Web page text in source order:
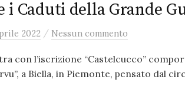
i Caduti della Grande
2022 / Nessun commento
con l’iscrizione “Castelcucco”
a Biella, in Piemonte, pensato dal